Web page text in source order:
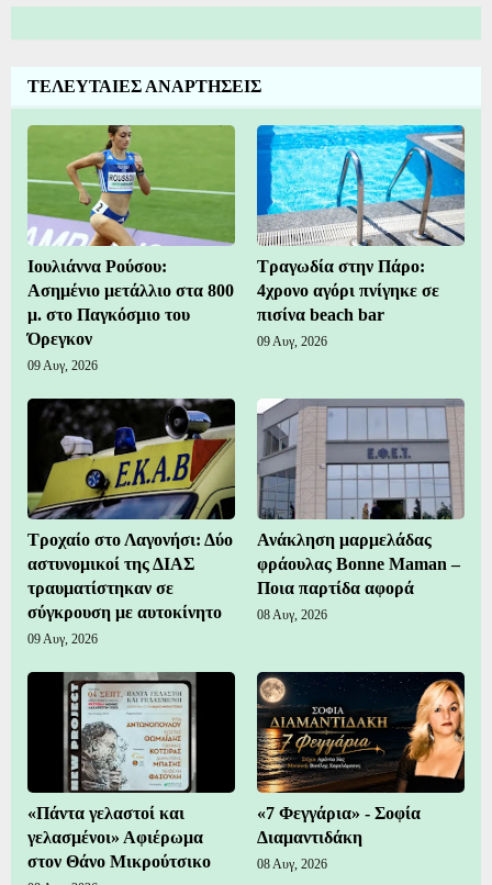
ΤΕΛΕΥΤΑΙΕΣ ΑΝΑΡΤΗΣΕΙΣ
Ιουλιάννα Ρούσου:
Ασημένιο μετάλλιο στα 800
μ. στο Παγκόσμιο του
Όρεγκον
09 Αυγ, 2026
Τραγωδία στην Πάρο:
4χρονο αγόρι πνίγηκε σε
πισίνα beach bar
09 Αυγ, 2026
Τροχαίο στο Λαγονήσι: Δύο
αστυνομικοί της ΔΙΑΣ
τραυματίστηκαν σε
σύγκρουση με αυτοκίνητο
09 Αυγ, 2026
Ανάκληση μαρμελάδας
φράουλας Bonne Maman –
Ποια παρτίδα αφορά
08 Αυγ, 2026
«Πάντα γελαστοί και
γελασμένοι» Αφιέρωμα
στον Θάνο Μικρούτσικο
«7 Φεγγάρια» - Σοφία
Διαμαντιδάκη
08 Αυγ, 2026